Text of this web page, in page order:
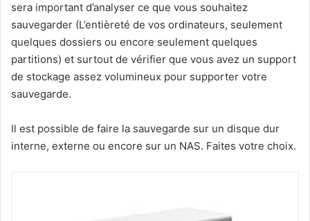
sera important d’analyser ce que vous souhaitez
sauvegarder (L’entièreté de vos ordinateurs, seulement
quelques dossiers ou encore seulement quelques
partitions) et surtout de vérifier que vous avez un support
de stockage assez volumineux pour supporter votre
sauvegarde.
Il est possible de faire la sauvegarde sur un disque dur
interne, externe ou encore sur un NAS. Faites votre choix.